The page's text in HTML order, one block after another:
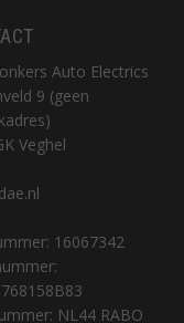
Auto Electrics
9 (geen
Veghel
16067342
NL44 RABO